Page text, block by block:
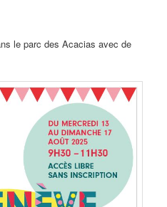
le parc des Acacias avec de